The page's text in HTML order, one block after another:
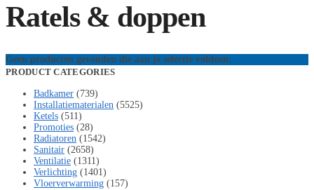
Ratels & doppen
Geen producten gevonden die aan je selectie voldoen.
PRODUCT CATEGORIES
Badkamer (739)
Installatiematerialen (5525)
Ketels (511)
Promoties (28)
Radiatoren (1542)
Sanitair (2658)
Ventilatie (1311)
Verlichting (1401)
Vloerverwarming (157)